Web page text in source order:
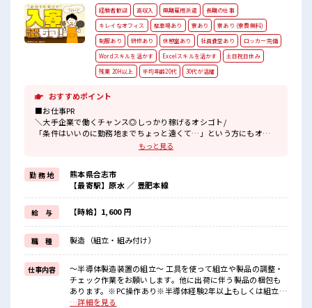
経験者歓迎 高収入 無期雇用派遣
長期の仕事
キレイなオフィス
駐車場あり 寮あり
寮あり (寮費無料)
制服あり
研修あり 休憩室あり 社員食堂あり
ロッカー完備
Wordスキルを活かす
Excelスキルを活かす
土日祝日休み
残業 20H以上
平均年齢20代 30代が活躍
おすすめポイント
■お仕事PR
＼大手企業で働くチャンス◎しっかり稼げるオシゴト/
「条件はいいのに勤務地までちょっと遠くて…」という方にもオス
TV/冷蔵庫/洗濯機/エアコンなどは備え付け！
駐車場完備なのでマイカー持ち込みOK！
赴任時は現地までの移動交通費も規定支給！
【無期雇用派遣】
◎当社と期間制限のない雇用契約を結んだ上で、
派遣先で働けます◎
■最短即日入社決定！
条件があえば応募のその日に入社決定もできる！
■最短3営業日で入寮も可！
※就業先による/規定有
もっと見る
勤 務 地
熊本県合志市
【最寄駅】原水 ／ 豊肥本線
給 与 【時給】1,600 円
職 種 製造（組立・組み付け）
仕事内容
～半導体製造装置の組立～ 工具を使って組立や製品の調整・
チェック作業をお願いします。他に出荷に伴う製品の梱包も
あります。※PC操作あり※半導体経験2年以上もしくは組立経
験1年以上ある方 ※寮アリのお仕事！一人暮らしスタートにも
…詳細を見る